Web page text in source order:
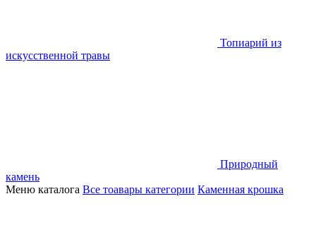
Топиарий из
искусственной травы
Природный
камень
Меню каталога Все тоавары категории Каменная крошка